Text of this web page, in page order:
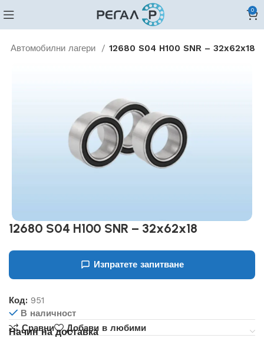
0
Автомобилни лагери 12680 S04 H100 SNR – 32x62x18
12680 S04 H100 SNR – 32x62x18
Изпратете запитване
Код: 951
В наличност
Сравни
Добави в любими
Начин на доставка